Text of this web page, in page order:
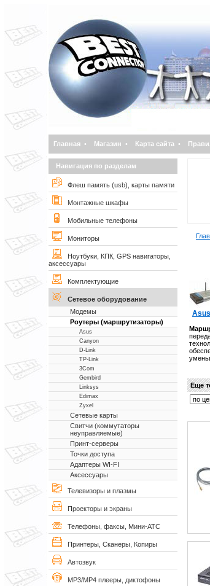
Главная • Магазин • Карта сайта •
Навигация по разделам
Флеш память (usb), карты памяти
Монтажные шкафы
Мобильные телефоны
Мониторы
Ноутбуки, КПК, GPS навигаторы,
аксессуары
Комплектующие
Сетевое оборудование
Модемы
Роутеры (маршрутизаторы)
Asus
Canyon
D-Link
TP-Link
3Com
Gembird
Linksys
Edimax
Zyxel
Сетевые карты
Свитчи (коммутаторы
неуправляемые)
Принт-серверы
Точки доступа
Адаптеры WI-FI
Аксессуары
Телевизоры и плазмы
Проекторы и экраны
Телефоны, факсы, Мини-АТС
Принтеры, Сканеры, Копиры
Автозвук
MP3/MP4 плееры, диктофоны
Asus
Еще